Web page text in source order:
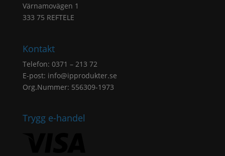
Värnamovägen 1
333 75 REFTELE
Kontakt
Telefon: 0371 – 213 72
E-post: info@ipprodukter.se
Org.Nummer: 556309-1973
Trygg e-handel